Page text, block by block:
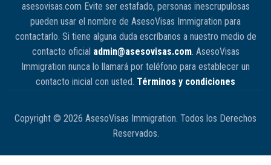
asesovisas.com Evite ser estafado, personas inescrupulosas
pueden usar el nombre de AsesoVisas Immigration para
contactarlo. Si tiene alguna duda escríbanos a nuestro medio de
contacto oficial admin@asesovisas.com. AsesoVisas
Immigration nunca lo llamará por teléfono para establecer un
contacto inicial con usted. Términos y condiciones
Copyright © 2026 AsesoVisas Immigration. Todos los Derechos
Reservados.